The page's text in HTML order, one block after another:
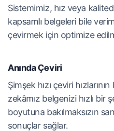
Sistemimiz, hız veya
kapsamlı belgeleri bile
çevirmek için optimize
Anında Çeviri
Şimşek hızı çeviri
zekâmız belgenizi hızlı bir
boyutuna bakılmaksızın
sonuçlar sağlar.